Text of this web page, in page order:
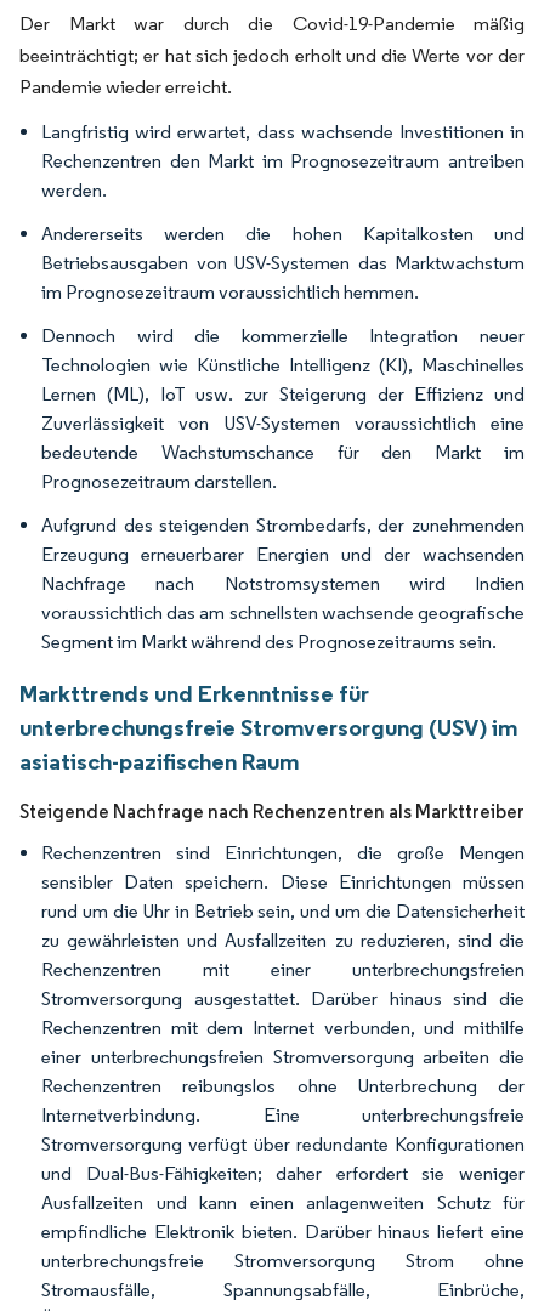
Der Markt war durch die Covid-19-Pandemie mäßig
beeinträchtigt; er hat sich jedoch erholt und die Werte vor der
Pandemie wieder erreicht.
Langfristig wird erwartet, dass wachsende Investitionen in
Rechenzentren den Markt im Prognosezeitraum antreiben
werden.
Andererseits werden die hohen Kapitalkosten und
Betriebsausgaben von USV-Systemen das Marktwachstum
im Prognosezeitraum voraussichtlich hemmen.
Dennoch wird die kommerzielle Integration neuer
Technologien wie Künstliche Intelligenz (KI), Maschinelles
Lernen (ML), IoT usw. zur Steigerung der Effizienz und
Zuverlässigkeit von USV-Systemen voraussichtlich eine
bedeutende Wachstumschance für den Markt im
Prognosezeitraum darstellen.
Aufgrund des steigenden Strombedarfs, der zunehmenden
Erzeugung erneuerbarer Energien und der wachsenden
Nachfrage nach Notstromsystemen wird Indien
voraussichtlich das am schnellsten wachsende geografische
Segment im Markt während des Prognosezeitraums sein.
Markttrends und Erkenntnisse für
unterbrechungsfreie Stromversorgung (USV) im
asiatisch-pazifischen Raum
Steigende Nachfrage nach Rechenzentren als Markttreiber
Rechenzentren sind Einrichtungen, die große Mengen
sensibler Daten speichern. Diese Einrichtungen müssen
rund um die Uhr in Betrieb sein, und um die Datensicherheit
zu gewährleisten und Ausfallzeiten zu reduzieren, sind die
Rechenzentren mit einer unterbrechungsfreien
Stromversorgung ausgestattet. Darüber hinaus sind die
Rechenzentren mit dem Internet verbunden, und mithilfe
einer unterbrechungsfreien Stromversorgung arbeiten die
Rechenzentren reibungslos ohne Unterbrechung der
Internetverbindung. Eine unterbrechungsfreie
Stromversorgung verfügt über redundante Konfigurationen
und Dual-Bus-Fähigkeiten; daher erfordert sie weniger
Ausfallzeiten und kann einen anlagenweiten Schutz für
empfindliche Elektronik bieten. Darüber hinaus liefert eine
unterbrechungsfreie Stromversorgung Strom ohne
Stromausfälle, Spannungsabfälle, Einbrüche,